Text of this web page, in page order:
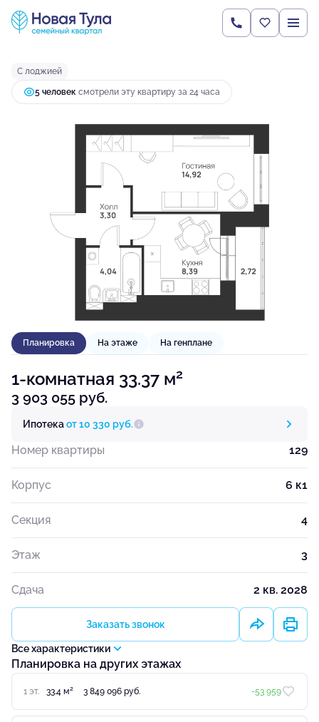
1-комнатная33.37 м 3 903 055 руб.
Ипотекаот 10 330 руб.
С лоджией
5 человек смотрели эту квартиру за 24 часа
Планировка На этаже На генплане
1-комнатная 33.37 м2
3 903 055 руб.
Ипотекаот 10 330 руб.
Номер квартиры 129
Корпус 6 к1
Секция 4
Этаж 3
Сдача 2 кв. 2028
Заказать звонок
Все характеристики
Планировка на других этажах
1 эт. 33.4 м2 3 849 096 руб. -53 959